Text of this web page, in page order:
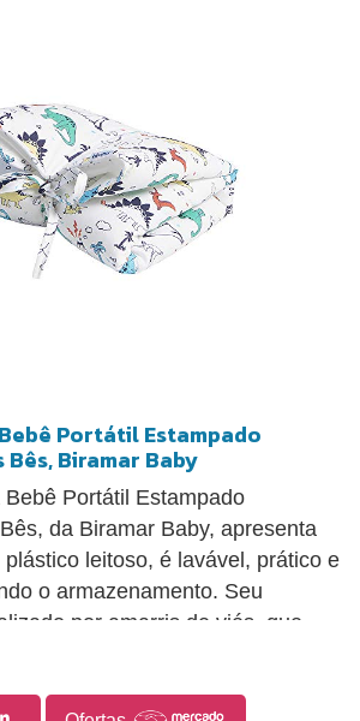
Portátil Estampado
Biramar Baby
Portátil Estampado
da Biramar Baby, apresenta
leitoso, é lavável, prático e
o armazenamento. Seu
por amarris de viés, que
confeccionada com tricoline